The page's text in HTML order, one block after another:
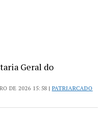
Geral do
DE 2026 15:58 | PATRIARCADO